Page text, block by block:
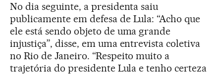
No dia seguinte, a presidenta saiu
publicamente em defesa de Lula: “Acho que
ele está sendo objeto de uma grande
injustiça”, disse, em uma entrevista coletiva
no Rio de Janeiro. “Respeito muito a
trajetória do presidente Lula e tenho certeza